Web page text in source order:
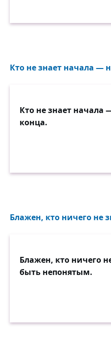
Кто не знает начала —
Кто не знает начала
конца.
Блажен, кто ничего не
Блажен, кто ничего
быть непонятым.